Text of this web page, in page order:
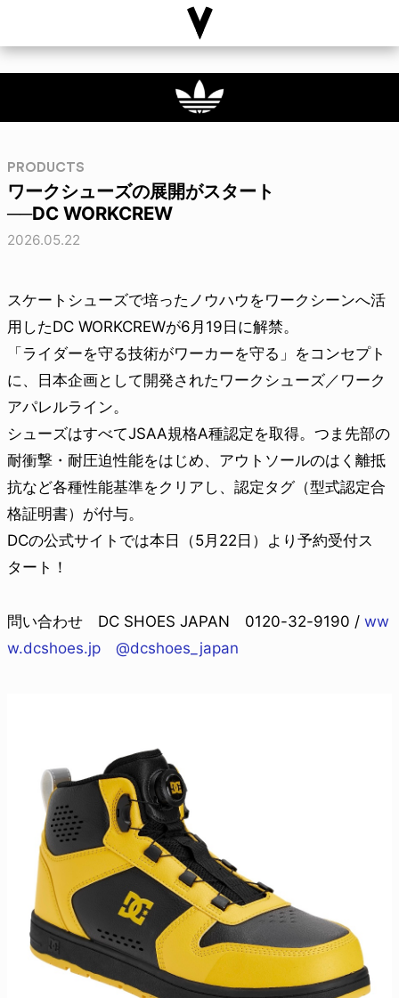
PRODUCTS
ワークシューズの展開がスタート
──DC WORKCREW
2026.05.22
スケートシューズで培ったノウハウをワークシーンへ活
用したDC WORKCREWが6月19日に解禁。
「ライダーを守る技術がワーカーを守る」をコンセプト
に、日本企画として開発されたワークシューズ／ワーク
アパレルライン。
シューズはすべてJSAA規格A種認定を取得。つま先部の
耐衝撃・耐圧迫性能をはじめ、アウトソールのはく離抵
抗など各種性能基準をクリアし、認定タグ（型式認定合
格証明書）が付与。
DCの公式サイトでは本日（5月22日）より予約受付ス
タート！
問い合わせ DC SHOES JAPAN 0120-32-9190 / ww
w.dcshoes.jp
@dcshoes_japan